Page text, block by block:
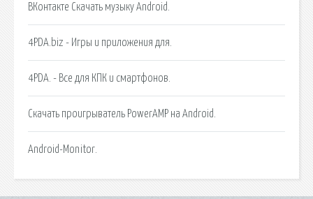
ВКонтакте Скачать музыку Android.
4PDA.biz - Игры и приложения для.
4PDA. - Все для КПК и смартфонов.
Cкачать проигрыватель PowerAMP на Android.
Android-Monitor.